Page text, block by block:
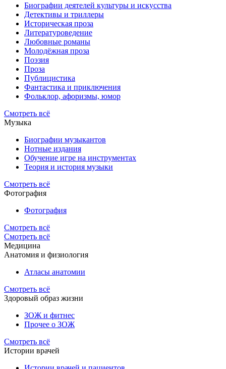
Биографии деятелей культуры и искусства
Детективы и триллеры
Историческая проза
Литературоведение
Любовные романы
Молодёжная проза
Поэзия
Проза
Публицистика
Фантастика и приключения
Фольклор, афоризмы, юмор
Смотреть всё
Музыка
Биографии музыкантов
Нотные издания
Обучение игре на инструментах
Теория и история музыки
Смотреть всё
Фотография
Фотография
Смотреть всё
Смотреть всё
Медицина
Анатомия и физиология
Атласы анатомии
Смотреть всё
Здоровый образ жизни
ЗОЖ и фитнес
Прочее о ЗОЖ
Смотреть всё
Истории врачей